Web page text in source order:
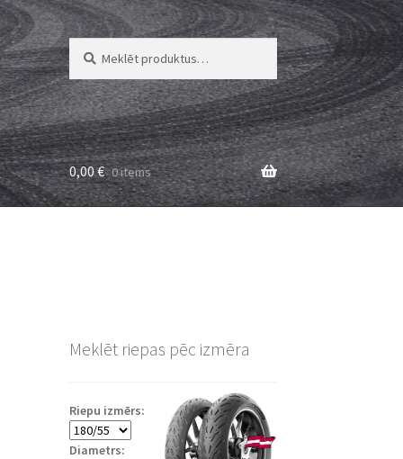
Meklēt:
Meklēt
0,00€ 0 items
Meklēt riepas pēc izmēra
Riepu izmērs:
Diametrs: